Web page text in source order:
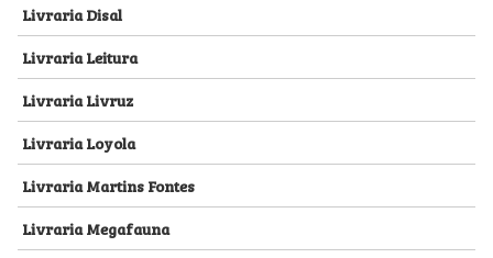
Livraria Disal
Livraria Leitura
Livraria Livruz
Livraria Loyola
Livraria Martins Fontes
Livraria Megafauna